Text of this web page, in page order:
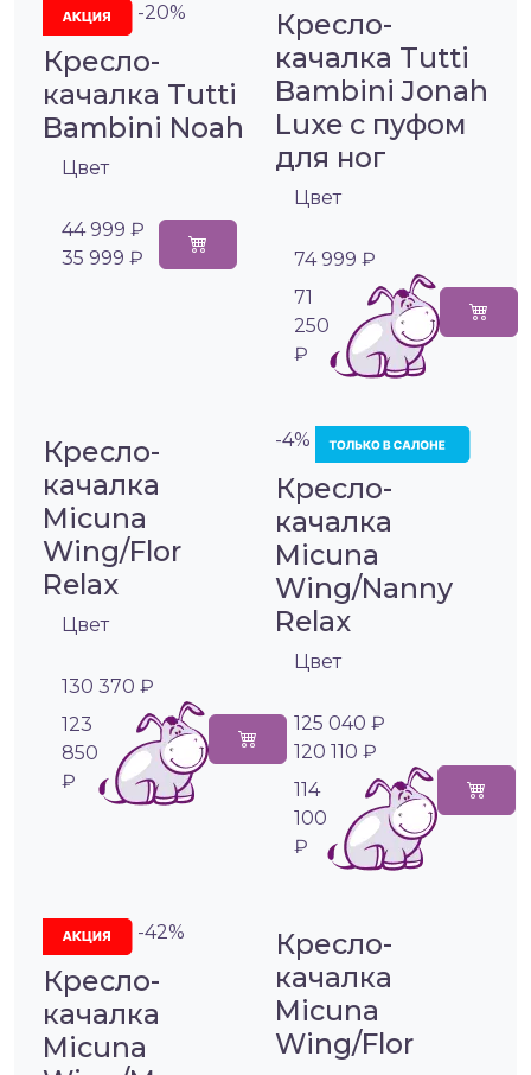
-20%
Кресло-
качалка Tutti
Bambini Noah
Цвет
44 999 ₽
35 999 ₽
Кресло-
качалка Tutti
Bambini Jonah
Luxe с пуфом
для ног
Цвет
74 999 ₽
71
250
₽
Кресло-
качалка
Micuna
Wing/Flor
Relax
Цвет
130 370 ₽
123
850
₽
-4%
Кресло-
качалка
Micuna
Wing/Nanny
Relax
Цвет
125 040 ₽
120 110 ₽
114
100
₽
-42%
Кресло-
качалка
Micuna
Кресло-
качалка
Micuna
Wing/Flor